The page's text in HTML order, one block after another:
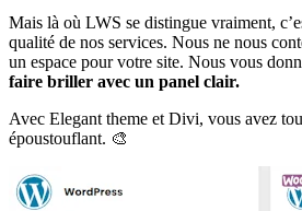
Mais là où LWS se distingue vraiment,
qualité de nos services. Nous ne nous
un espace pour votre site. Nous vous
faire briller avec un panel clair.
Avec Elegant theme et Divi, vous avez
époustouflant. 🎨